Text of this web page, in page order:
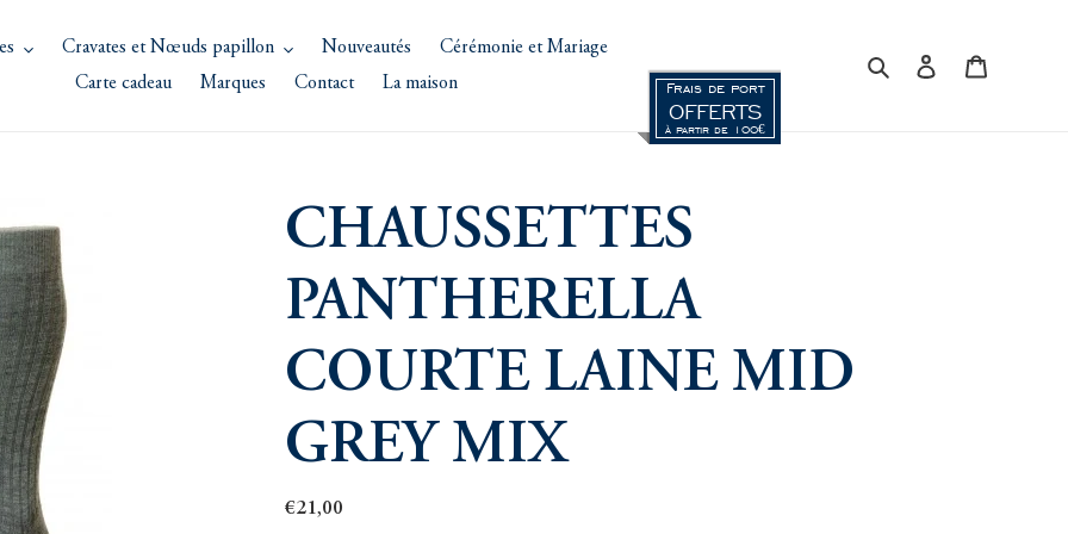
Cravates et Nœuds papillon Nouveautés
Cérémonie et Mariage
Carte cadeau
Marques Contact La maison Frais de port
OFFERTS
à partir de 100€
RechercherSe connecter
CHAUSSETTES
PANTHERELLA
COURTE LAINE MID
GREY MIX
Prix
€21,00